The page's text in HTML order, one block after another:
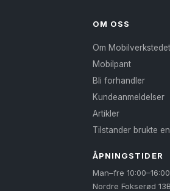
OM OSS
Om Mobilverkstedet
Mobilpant
Bli forhandler
Kundeanmeldelser
Artikler
Tilstander brukte
ÅPNINGSTIDER
Man–fre 10:00–16:00
Nordre Fokserød